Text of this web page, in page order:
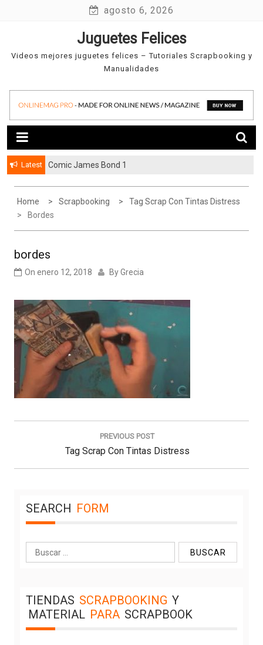
agosto 6, 2026
Juguetes Felices
Videos mejores juguetes felices – Tutoriales Scrapbooking y
Manualidades
Latest Comic James Bond 1
Home Scrapbooking
Tag Scrap Con Tintas Distress
Bordes
bordes
On enero 12, 2018 ByGrecia
Navegación
PREVIOUS POST
Previous
Post:
Tag Scrap Con Tintas Distress
SEARCH FORM
Buscar:
TIENDAS SCRAPBOOKING Y
MATERIAL PARA SCRAPBOOK